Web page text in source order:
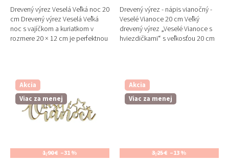
Drevený výrez Veselá Veľká noc 20
cm Drevený výrez Veselá Veľká
noc s vajíčkom a kuriatkom v
rozmere 20 × 12 cm je perfektnou
Drevený výrez - nápis vianočný -
Veselé Vianoce 20 cm Veľký
drevený výrez „Veselé Vianoce s
hviezdičkami“ s veľkosťou 20 cm
Akcia
Viac za menej
1,90 € –31 %
Akcia
Viac za menej
3,25 € –13 %